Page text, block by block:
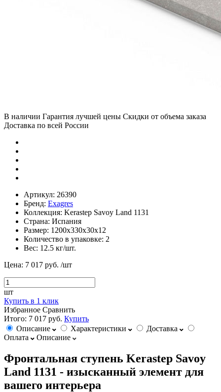
В наличии Гарантия лучшей цены Скидки от объема заказа
Доставка по всей России
Артикул: 26390
Бренд: Exagres
Коллекция: Kerastep Savoy Land 1131
Страна: Испания
Размер: 1200х330х30х12
Количество в упаковке: 2
Вес: 12.5 кг/шт.
Цена: 7 017 руб. /шт
шт
Купить в 1 клик
Избранное Сравнить
Итого: 7 017 руб. Купить
Описание
Характеристики
Доставка
Оплата
Описание
Фронтальная ступень Kerastep Savoy
Land 1131 - изысканный элемент для
вашего интерьера